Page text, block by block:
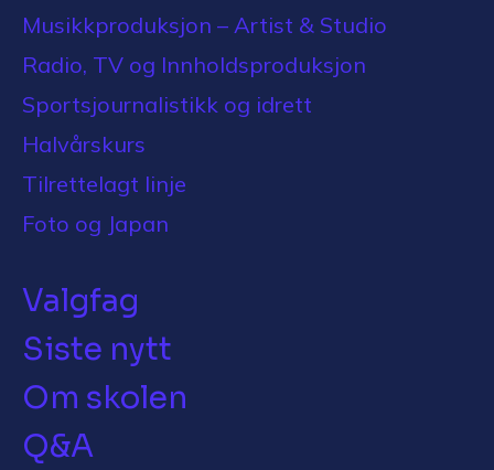
Musikkproduksjon – Artist & Studio
Radio, TV og Innholdsproduksjon
Sportsjournalistikk og idrett
Halvårskurs
Tilrettelagt linje
Foto og Japan
Valgfag
Siste nytt
Om skolen
Q&A